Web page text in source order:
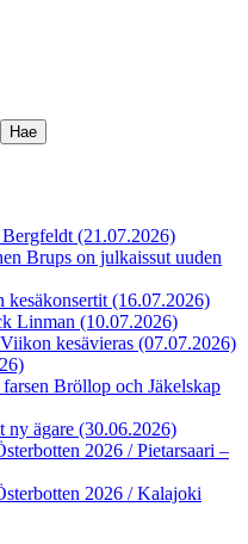
Bergfeldt (21.07.2026)
Brups on julkaissut uuden
kesäkonsertit (16.07.2026)
Linman (10.07.2026)
kesävieras (07.07.2026)
farsen Bröllop och Jäkelskap
ny ägare (30.06.2026)
2026 / Pietarsaari –
2026 / Kalajoki